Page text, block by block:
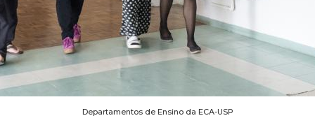
Departamentos de Ensino da ECA-USP